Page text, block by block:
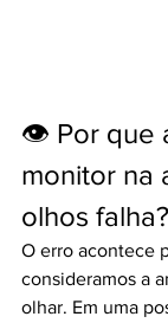
👁️ Por que
monitor na
olhos falha?
O erro acontece
consideramos a
olhar. Em uma